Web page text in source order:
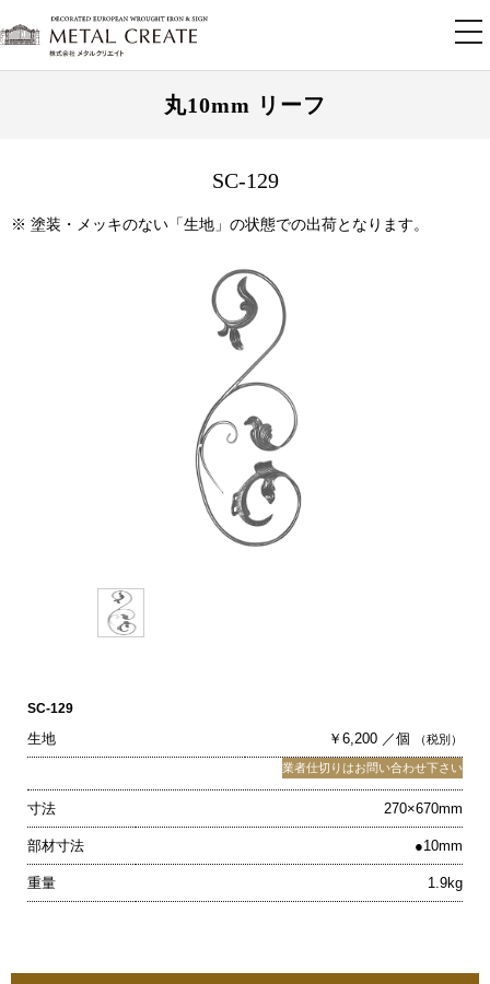
丸10mm リーフ
SC-129
※ 塗装・メッキのない「生地」の状態での出荷となります。
SC-129
生地 ￥6,200 ／個 （税別）
業者仕切りはお問い合わせ下さい
寸法 270×670mm
部材寸法 ●10mm
重量 1.9kg